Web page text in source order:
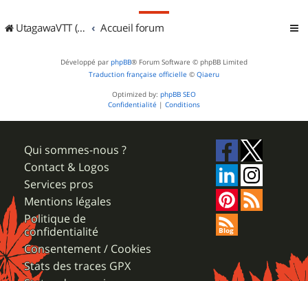
UtagawaVTT (Randos VTT et VTTAE avec traces GPS) Accueil forum
Développé par phpBB® Forum Software © phpBB Limited
Traduction française officielle © Qiaeru
Optimized by: phpBB SEO
Confidentialité | Conditions
Qui sommes-nous ?
Contact & Logos
Services pros
Mentions légales
Politique de
confidentialité
Consentement / Cookies
Stats des traces GPX